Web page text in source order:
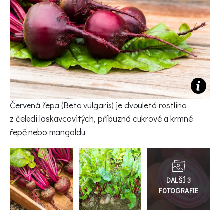
KVÍZY A TESTY
Červená řepa (Beta vulgaris) je dvouletá rostlina
z čeledi laskavcovitých, příbuzná cukrové a krmné
řepě nebo mangoldu
do
galerie